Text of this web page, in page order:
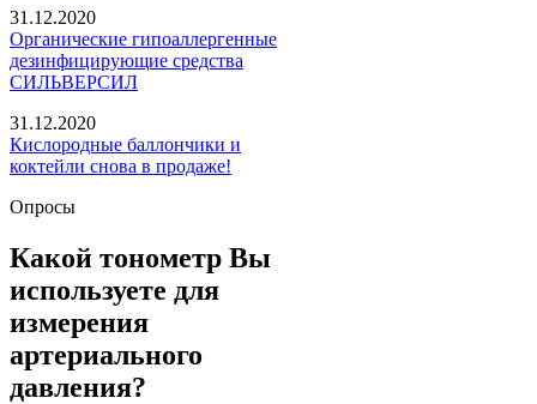
31.12.2020
Органические гипоаллергенные
дезинфицирующие средства
СИЛЬВЕРСИЛ
31.12.2020
Кислородные баллончики и
коктейли снова в продаже!
Опросы
Какой тонометр Вы
используете для
измерения
артериального
давления?